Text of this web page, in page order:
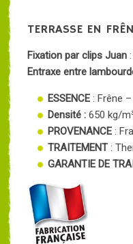
TERRASSE EN
Fixation par clips Juan
Entraxe entre
ESSENCE : Frêne –
Densité : 650 kg/
PROVENANCE :
TRAITEMENT:
GARANTIE DE